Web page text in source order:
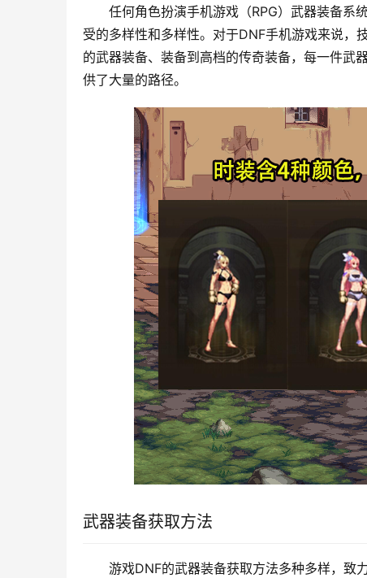
任何角色扮演手机游戏（RPG）武器装备系
受的多样性和多样性。对于DNF手机游戏来说，
的武器装备、装备到高档的传奇装备，每一件武
供了大量的路径。
武器装备获取方法
游戏DNF的武器装备获取方法多种多样，致